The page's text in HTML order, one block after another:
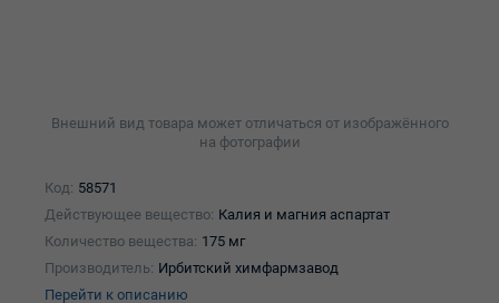
Внешний вид товара может отличаться от изображённого
на фотографии
Код: 58571
Действующее вещество: Калия и магния аспартат
Количество вещества: 175 мг
Производитель: Ирбитский химфармзавод
Перейти к описанию